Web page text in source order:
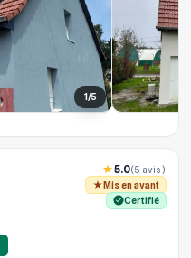
1/5
5.0(5 avis)
Mis en avant
Certifié